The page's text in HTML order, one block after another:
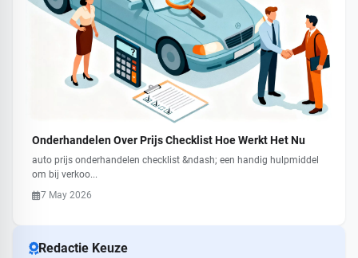
Onderhandelen Over Prijs Checklist Hoe Werkt Het Nu
auto prijs onderhandelen checklist &ndash; een handig hulpmiddel
om bij verkoo...
7 May 2026
Redactie Keuze